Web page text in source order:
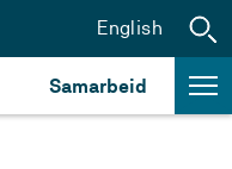
Samarbeid
English